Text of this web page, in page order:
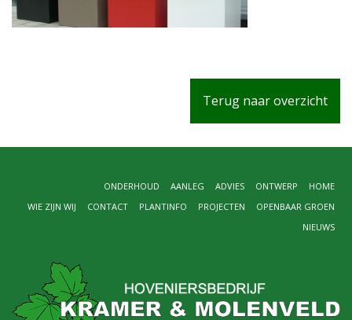
Terug naar overzicht
HOME
ONTWERP
ADVIES
AANLEG
ONDERHOUD
OPENBAAR GROEN
PROJECTEN
PLANTINFO
CONTACT
WIE ZIJN WIJ
NIEUWS